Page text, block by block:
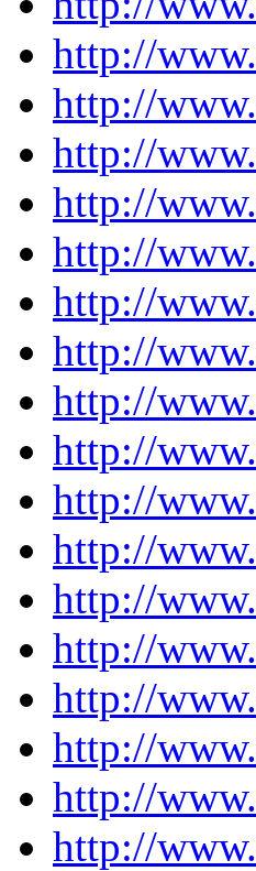
http://
http://
http://
http://
http://
http://
http://
http://
http://
http://
http://
http://
http://
http://
http://
http://
http://